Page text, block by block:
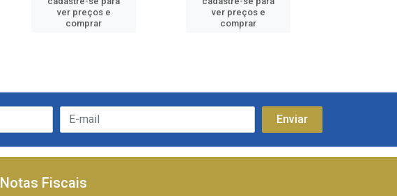
ver preços e
comprar
ver preços e
comprar
Notas Fiscais